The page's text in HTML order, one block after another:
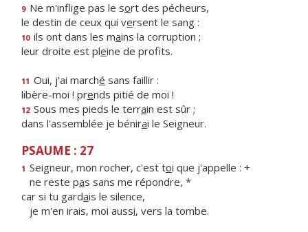
9 Ne m'inflige pas le sort des pécheurs,
le destin de ceux qui versent le sang :
10 ils ont dans les mains la corruption ;
leur droite est pleine de profits.
11 Oui, j'ai marché sans faillir :
libère-moi ! prends pitié de moi !
12 Sous mes pieds le terrain est sûr ;
dans l'assemblée je bénirai le Seigneur.
PSAUME : 27
1 Seigneur, mon rocher, c'est toi que j'appelle : +
ne reste pas sans me répondre, *
car si tu gardais le silence,
je m'en irais, moi aussi, vers la tombe.